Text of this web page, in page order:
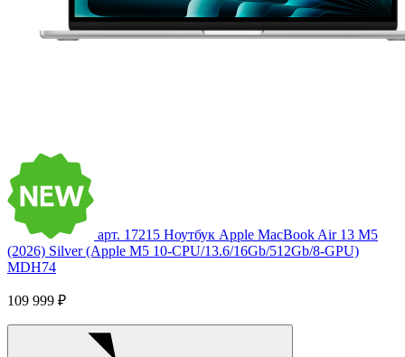
арт. 17215 Ноутбук Apple MacBook Air 13 M5
(2026) Silver (Apple M5 10-CPU/13.6/16Gb/512Gb/8-GPU)
MDH74
109 999 ₽